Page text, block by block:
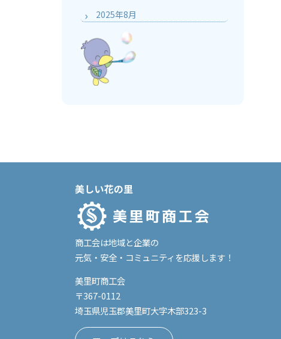
2025年8月
商工会は地域と企業の
元気・安全・コミュニティを応援します！
美里町商工会
〒367-0112
埼玉県児玉郡美里町大字木部323-3